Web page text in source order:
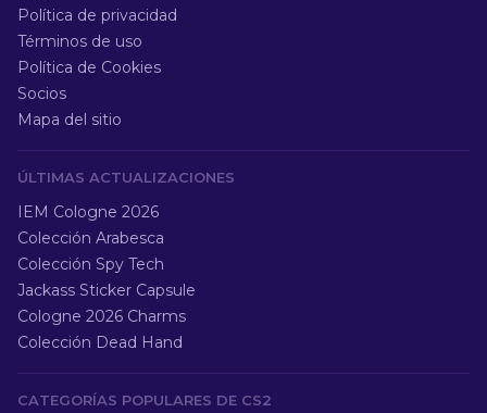
Política de privacidad
Términos de uso
Política de Cookies
Socios
Mapa del sitio
ÚLTIMAS ACTUALIZACIONES
IEM Cologne 2026
Colección Arabesca
Colección Spy Tech
Jackass Sticker Capsule
Cologne 2026 Charms
Colección Dead Hand
CATEGORÍAS POPULARES DE CS2